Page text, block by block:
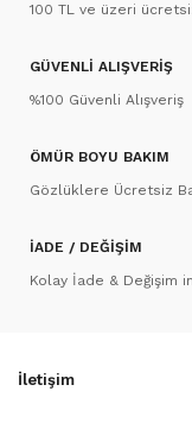
100 TL ve üzeri
GÜVENLİ ALIŞVERİŞ
%100 Güvenli Alışveriş
ÖMÜR BOYU BAKIM
Gözlüklere Ücretsiz
İADE / DEĞİŞİM
Kolay İade & Değişim
İletişim